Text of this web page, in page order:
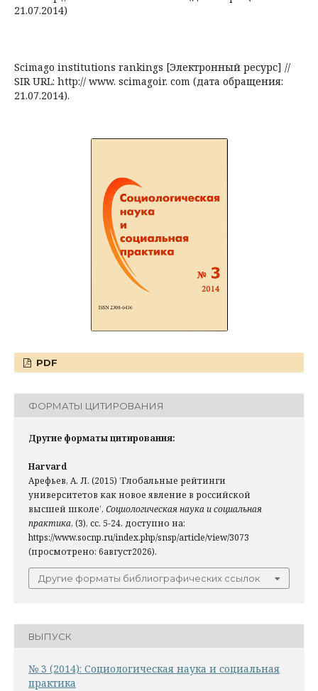
21.07.2014)
Scimago institutions rankings [Электронный ресурс] //
SIR URL: http:// www. scimagoir. com (дата обращения:
21.07.2014).
PDF
ФОРМАТЫ ЦИТИРОВАНИЯ
Другие форматы цитирования:
Harvard
Арефьев, А. Л. (2015) ’Глобальные рейтинги
университетов как новое явление в российской
высшей школе’, Социологическая наука и социальная
практика, (3), сс. 5-24. доступно на:
https://www.socnp.ru/index.php/snsp/article/view/3073
(просмотрено: 6август2026).
Другие форматы библиографических ссылок
ВЫПУСК
№ 3 (2014): Социологическая наука и социальная
практика